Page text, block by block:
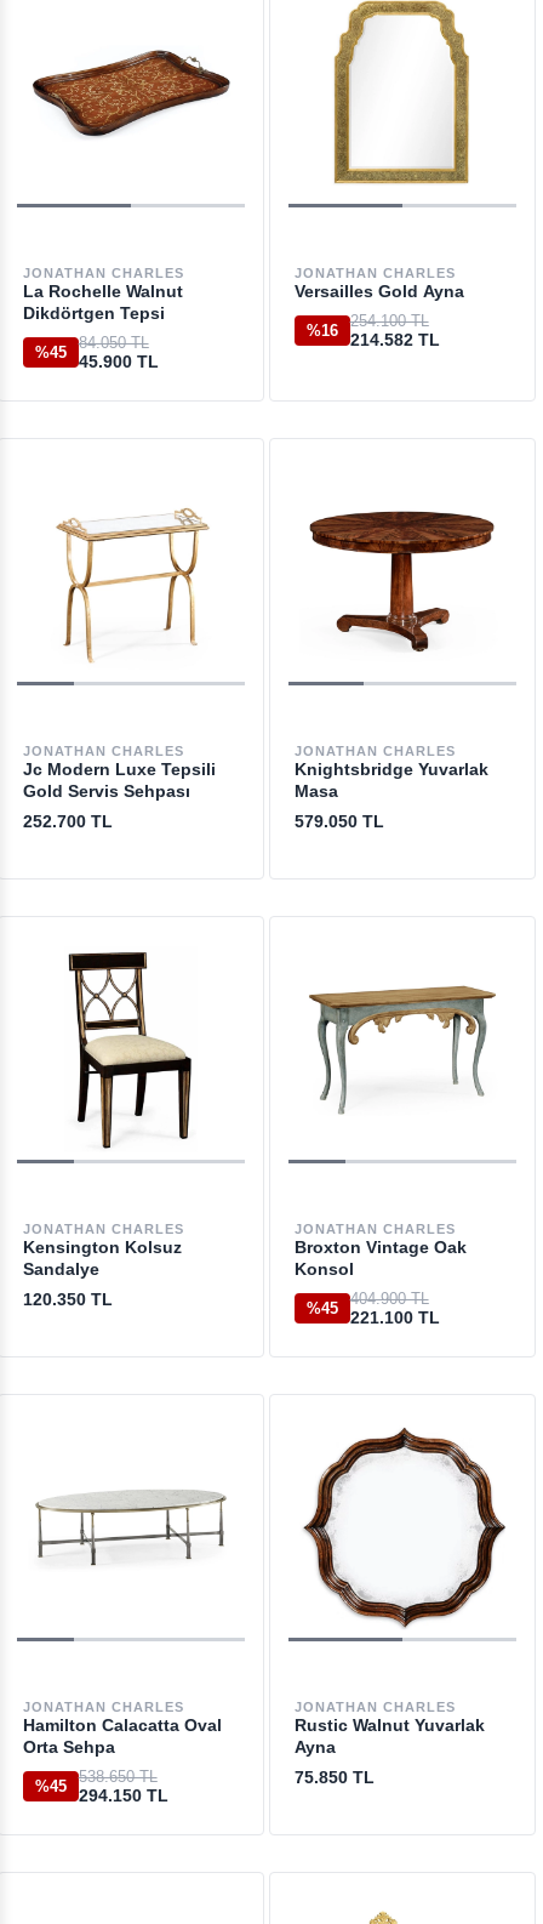
JONATHAN CHARLES
La Rochelle Walnut
Dikdörtgen Tepsi
%45
84.050 TL
45.900 TL
JONATHAN CHARLES
Versailles Gold Ayna
%16
254.100 TL
214.582 TL
JONATHAN CHARLES
Jc Modern Luxe Tepsili
Gold Servis Sehpası
252.700 TL
JONATHAN CHARLES
Knightsbridge Yuvarlak
Masa
579.050 TL
JONATHAN CHARLES
Kensington Kolsuz
Sandalye
120.350 TL
JONATHAN CHARLES
Broxton Vintage Oak
Konsol
%45
404.900 TL
221.100 TL
JONATHAN CHARLES
Hamilton Calacatta Oval
Orta Sehpa
%45
538.650 TL
294.150 TL
JONATHAN CHARLES
Rustic Walnut Yuvarlak
Ayna
75.850 TL